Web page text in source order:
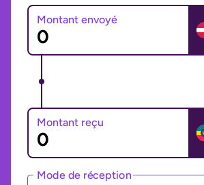
Montant envoyé
Montant reçu
Mode de réception